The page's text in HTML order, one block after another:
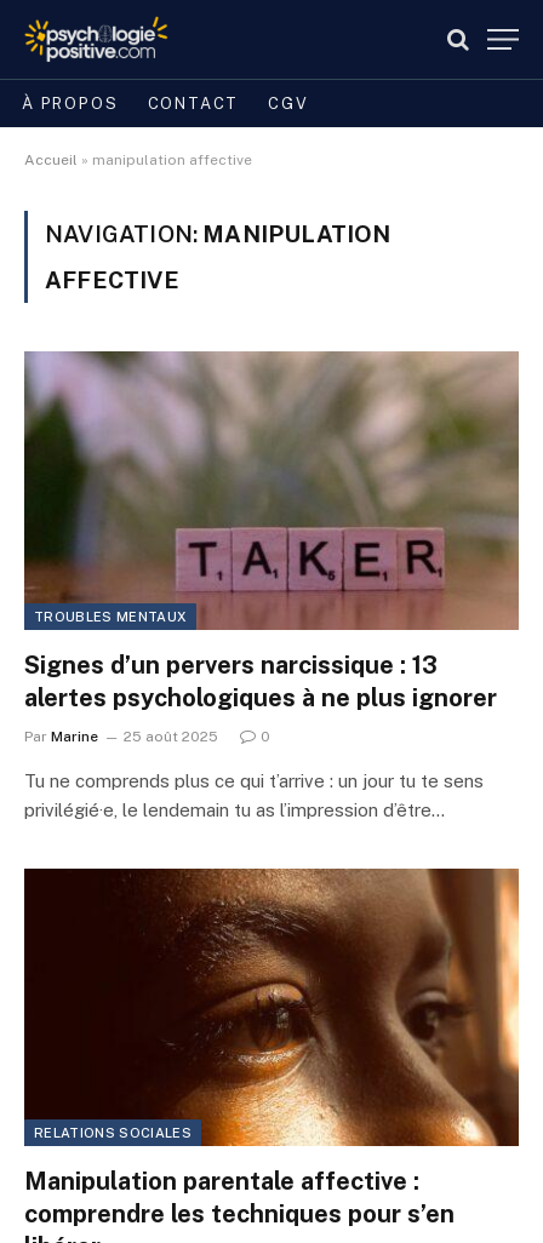
À PROPOS CONTACT CGV
Accueil » manipulation affective
NAVIGATION: MANIPULATION
AFFECTIVE
TROUBLES MENTAUX
Signes d’un pervers narcissique : 13
alertes psychologiques à ne plus ignorer
Par Marine 25 août 2025 0
Tu ne comprends plus ce qui t’arrive : un jour tu te sens
privilégié·e, le lendemain tu as l’impression d’être…
RELATIONS SOCIALES
Manipulation parentale affective :
comprendre les techniques pour s’en